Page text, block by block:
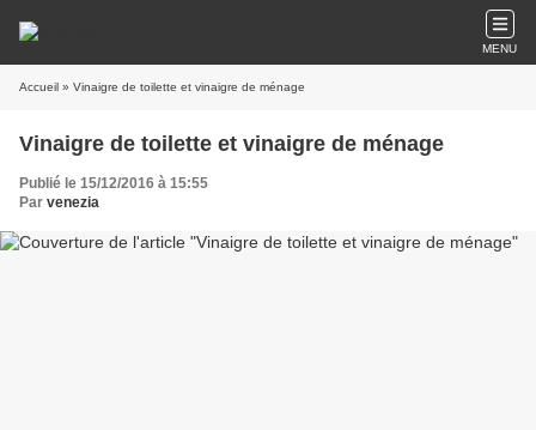
MENU
Accueil » Vinaigre de toilette et vinaigre de ménage
Vinaigre de toilette et vinaigre de ménage
Publié le 15/12/2016 à 15:55
Par venezia